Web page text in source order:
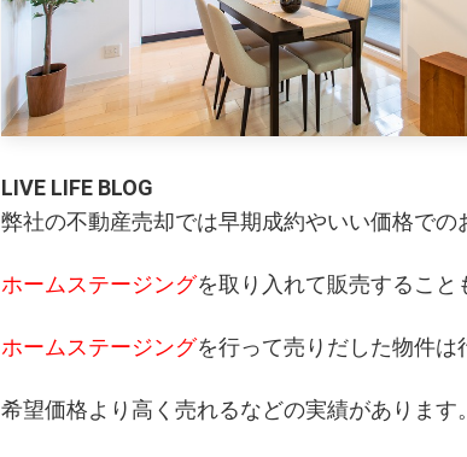
LIVE LIFE BLOG
弊社の不動産売却では早期成約やいい価格での
ホームステージングを取り入れて販売すること
ホームステージングを行って売りだした物件
希望価格より高く売れるなどの実績があります。